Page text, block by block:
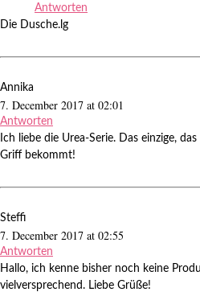
Antworten
Die Dusche.lg
Annika
7. December 2017 at 02:01
Antworten
Ich liebe die Urea-Serie. Das einzige,
Griff bekommt!
Steffi
7. December 2017 at 02:55
Antworten
Hallo, ich kenne bisher noch keine
vielversprechend. Liebe Grüße!